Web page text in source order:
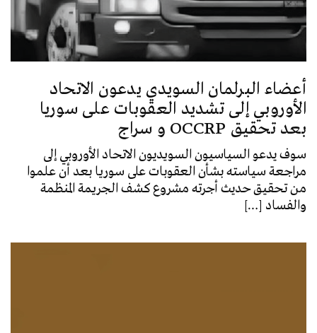
أعضاء البرلمان السويدي يدعون الاتحاد
الأوروبي إلى تشديد العقوبات على سوريا
بعد تحقيق OCCRP و سراج
سوف يدعو السياسيون السويديون الاتحاد الأوروبي إلى
مراجعة سياسته بشأن العقوبات على سوريا بعد أن علموا
من تحقيق حديث أجرته مشروع كشف الجريمة المنظمة
والفساد […]